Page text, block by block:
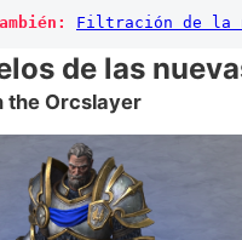
Filtración de la
de las
the Orcslayer